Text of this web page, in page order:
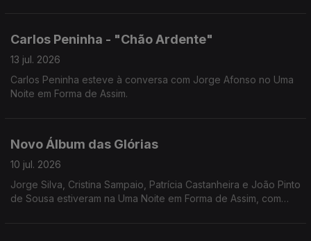
Carlos Peninha - "Chão Ardente"
13 jul. 2026
Carlos Peninha esteve à conversa com Jorge Afonso no Uma
Noite em Forma de Assim.
Novo Álbum das Glórias
10 jul. 2026
Jorge Silva, Cristina Sampaio, Patrícia Castanheira e João Pinto
de Sousa estiveram na Uma Noite em Forma de Assim, com